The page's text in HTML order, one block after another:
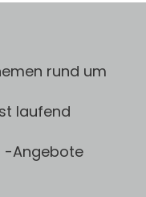
rund um
laufend
-Angebote